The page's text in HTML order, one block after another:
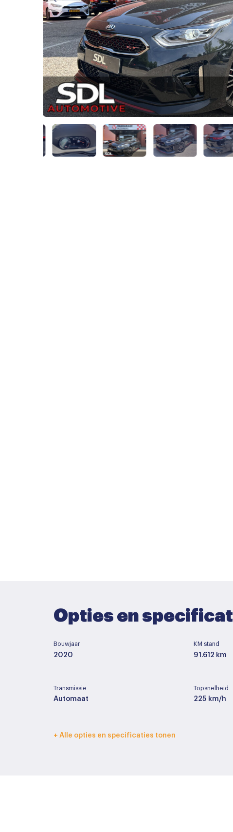
Opties en
Bouwjaar
2020
KM stand
91.612 km
Transmissie
Automaat
Topsnelheid
225 km/h
Interieurkleur
+ Alle opties en specificaties tonen